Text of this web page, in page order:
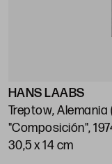
HANS LAABS
Treptow, Alemania
"Composición",
30,5 x 14 cm